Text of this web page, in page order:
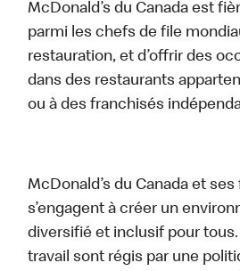
McDonald’s du Canada est
parmi les chefs de file
restauration, et d’offrir des
dans des restaurants
ou à des franchisés
McDonald’s du Canada et
s’engagent à créer un
diversifié et inclusif pour
travail sont régis par une